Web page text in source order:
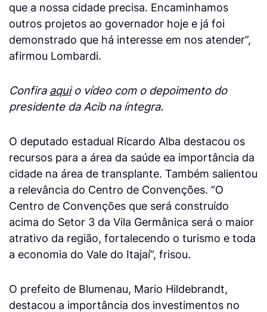
que a nossa cidade precisa. Encaminhamos
outros projetos ao governador hoje e já foi
demonstrado que há interesse em nos atender”,
afirmou Lombardi.
Confira aquio vídeo com o depoimento do
presidente da Acib na íntegra.
O deputado estadual Ricardo Alba destacou os
recursos para a área da saúde ea importância da
cidade na área de transplante. Também salientou
a relevância do Centro de Convenções. “O
Centro de Convenções que será construído
acima do Setor 3 da Vila Germânica será o maior
atrativo da região, fortalecendo o turismo e toda
a economia do Vale do Itajaí”, frisou.
O prefeito de Blumenau, Mario Hildebrandt,
destacou a importância dos investimentos no